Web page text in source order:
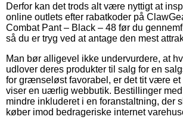
Derfor kan det trods alt være nyttigt at
online outlets efter rabatkoder på
Combat Pant – Black – 48 før du
så du er tryg ved at antage den mest
Man bør alligevel ikke undervurdere, at
udlover deres produkter til salg for en
for grænseløst favorabel, er det tit være et
viser en uærlig webbutik. Bestillinger
mindre inkluderet i en foranstaltning, der
køber imod bedrageriske internet